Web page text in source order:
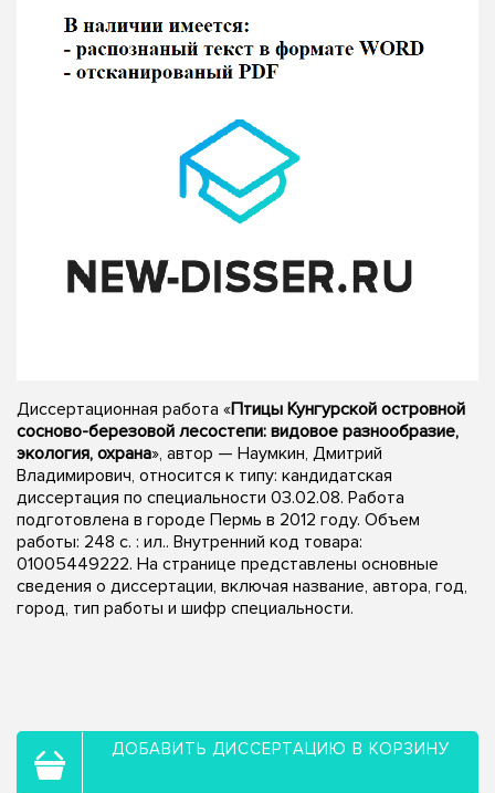
Диссертационная работа «Птицы Кунгурской островной
сосново-березовой лесостепи: видовое разнообразие,
экология, охрана», автор — Наумкин, Дмитрий
Владимирович, относится к типу: кандидатская
диссертация по специальности 03.02.08. Работа
подготовлена в городе Пермь в 2012 году. Объем
работы: 248 с. : ил.. Внутренний код товара:
01005449222. На странице представлены основные
сведения о диссертации, включая название, автора, год,
город, тип работы и шифр специальности.
ДОБАВИТЬ ДИССЕРТАЦИЮ В КОРЗИНУ